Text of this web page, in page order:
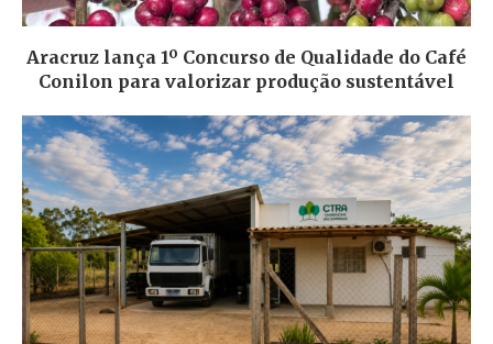
Aracruz lança 1º Concurso de Qualidade do Café
Conilon para valorizar produção sustentável